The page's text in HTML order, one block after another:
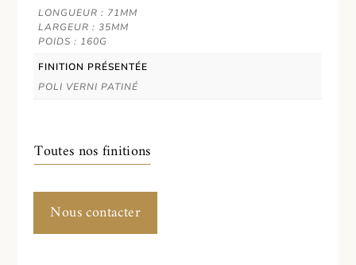
LONGUEUR : 71MM
LARGEUR : 35MM
POIDS : 160G
FINITION PRÉSENTÉE
POLI VERNI PATINÉ
Toutes nos finitions
Nous contacter